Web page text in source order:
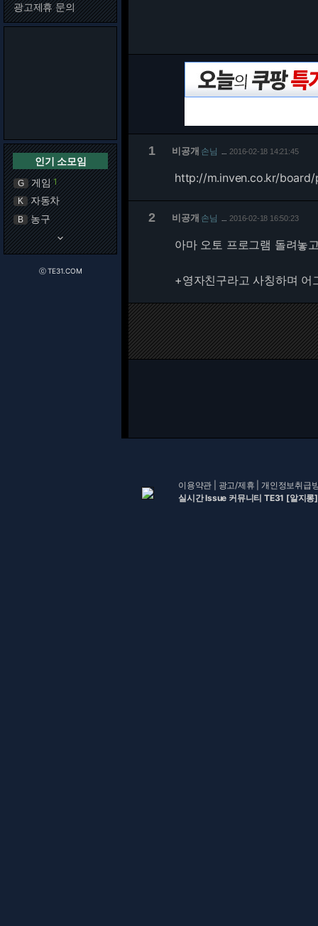
광고제휴 문의
인기 소모임
G 게임 1
K 자동차
B 농구
keyboard_arrow_down
ⓒ TE31.COM
1 비공개 손님 2016-02-18 14:21:45
http://m.inven.co.kr/board/
2 비공개 손님 2016-02-18 16:50:23
아마 오토 프로그램 돌려놓
+영자친구라고 사칭하며 어
이용약관 광고/제휴 |개인정보취급
실시간 Issue 커뮤니티 TE31 [알지